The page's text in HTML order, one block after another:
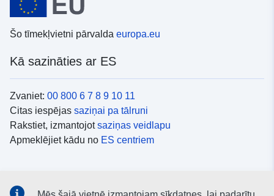
Šo tīmekļvietni pārvalda europa.eu
Kā sazināties ar ES
Zvaniet: 00 800 6 7 8 9 10 11
Citas iespējas saziņai pa tālruni
Rakstiet, izmantojotsaziņas veidlapu
Apmeklējiet kādu no ES centriem